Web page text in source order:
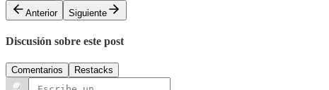
Anterior
Siguiente
Discusión sobre este post
Comentarios Restacks